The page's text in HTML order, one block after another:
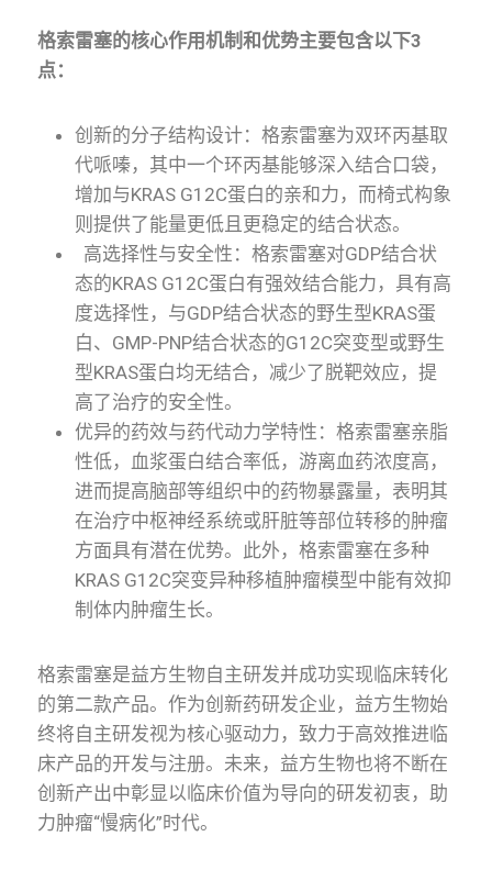
格索雷塞的核心作用机制和优势主要包含以下3
点：
创新的分子结构设计：格索雷塞为双环丙基取
代哌嗪，其中一个环丙基能够深入结合口袋，
增加与KRAS G12C蛋白的亲和力，而椅式构象
则提供了能量更低且更稳定的结合状态。
高选择性与安全性：格索雷塞对GDP结合状
态的KRAS G12C蛋白有强效结合能力，具有高
度选择性，与GDP结合状态的野生型KRAS蛋
白、GMP-PNP结合状态的G12C突变型或野生
型KRAS蛋白均无结合，减少了脱靶效应 ，提
高了治疗的安全性。
优异的药效与药代动力学特性：格索雷塞亲脂
性低，血浆蛋白结合率低，游离血药浓度高，
进而提高脑部等组织中的药物暴露量，表明其
在治疗中枢神经系统或肝脏等部位转移的肿瘤
方面具有潜在优势。此外，格索雷塞在多种
KRAS G12C突变异种移植肿瘤模型中能有效抑
制体内肿瘤生长。
格索雷塞是益方生物自主研发并成功实现临床转化
的第二款产品。作为创新药研发企业，益方生物始
终将自主研发视为核心驱动力，致力于高效推进临
床产品的开发与注册。未来，益方生物也将不断在
创新产出中彰显以临床价值为导向的研发初衷，助
力肿瘤“慢病化”时代。